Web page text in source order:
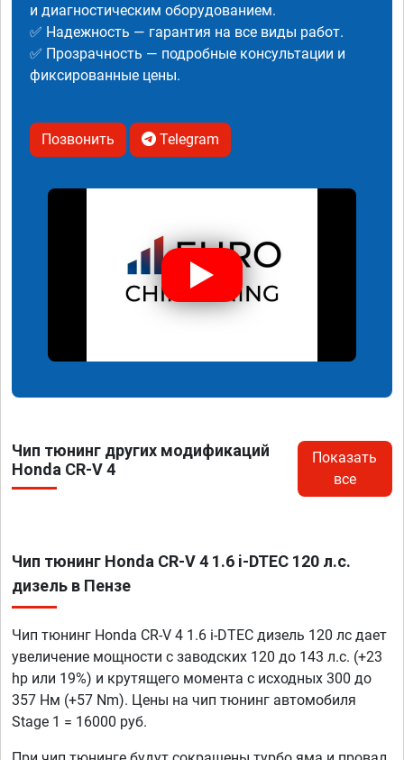
и диагностическим оборудованием.
✅ Надежность — гарантия на все виды работ.
✅ Прозрачность — подробные консультации и
фиксированные цены.
Позвонить Telegram
Чип тюнинг других модификаций
Honda CR-V 4
Показать
все
Чип тюнинг Honda CR-V 4 1.6 i-DTEC 120 л.с.
дизель в Пензе
Чип тюнинг Honda CR-V 4 1.6 i-DTEC дизель 120 лс дает
увеличение мощности с заводских 120 до 143 л.с. (+23
hp или 19%) и крутящего момента с исходных 300 до
357 Нм (+57 Nm). Цены на чип тюнинг автомобиля
Stage 1 = 16000 руб.